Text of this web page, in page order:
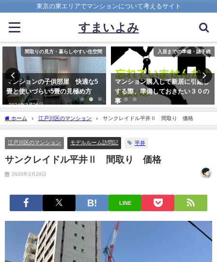
東京の東エリアでマンションについて考えるサイト
すまいよみ
入居までの準備・諸手続
マンション購入して新居に引越し
する際、準備しておきたい３０の
売買（予算・買い替え・売却）
買い替え時、既存の住宅ローン残
債を見ずに、借入（Ｗローン）可
能な金融機関
ホーム 江戸川区のマンション サンクレイドル平井Ⅱ 間取り 価格
江戸川区のマンション モデルルーム訪問記 平井
サンクレイドル平井Ⅱ 間取り 価格
2020年3月28日
LINE